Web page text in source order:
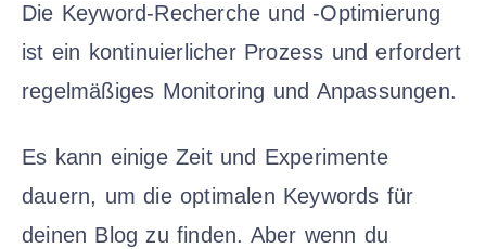
Die Keyword-Recherche und -Optimierung
ist ein kontinuierlicher Prozess und erfordert
regelmäßiges Monitoring und Anpassungen.
Es kann einige Zeit und Experimente
dauern, um die optimalen Keywords für
deinen Blog zu finden. Aber wenn du